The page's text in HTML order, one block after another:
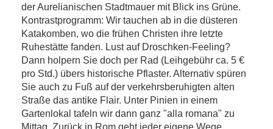
der Aurelianischen Stadtmauer mit Blick ins Grüne.
Kontrastprogramm: Wir tauchen ab in die düsteren
Katakomben, wo die frühen Christen ihre letzte
Ruhestätte fanden. Lust auf Droschken-Feeling?
Dann holpern Sie doch per Rad (Leihgebühr ca. 5 €
pro Std.) übers historische Pflaster. Alternativ spüren
Sie auch zu Fuß auf der verkehrsberuhigten alten
Straße das antike Flair. Unter Pinien in einem
Gartenlokal tafeln wir dann ganz "alla romana" zu
Mittag. Zurück in Rom geht jeder eigene Wege.